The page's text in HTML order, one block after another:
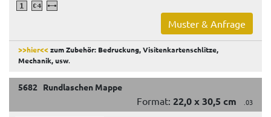
Muster & Anfrage
>>hier<<zum Zubehör: Bedruckung, Visitenkartenschlitze,
Mechanik, usw.
5682 Rundlaschen Mappe
Format: 22,0 x 30,5 cm .03